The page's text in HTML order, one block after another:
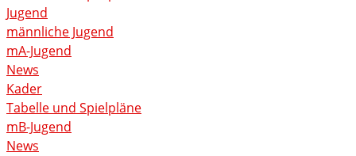
Jugend
männliche Jugend
mA-Jugend
News
Kader
Tabelle und Spielpläne
mB-Jugend
News